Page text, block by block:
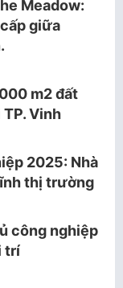
Meadow:
giữa
m2 đất
Vinh
2025: Nhà
thị trường
công nghiệp
trí